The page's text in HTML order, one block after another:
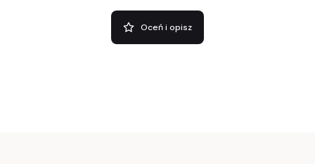
Oceń i opisz